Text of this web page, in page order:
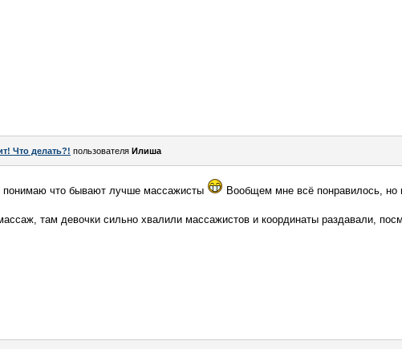
Что делать?! пользователя Илиша
понимаю что бывают лучше массажисты
Вообщем мне всё понравилось, но
там девочки сильно хвалили массажистов и координаты раздавали,